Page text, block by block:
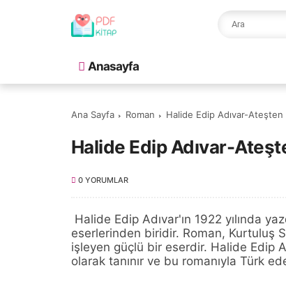
Anasayfa
Ana Sayfa Roman Halide Edip Adıvar-Ateşten
Halide Edip Adıvar-
0 YORUMLAR
Halide Edip Adıvar'ın 1922 yılında
eserlerinden biridir. Roman, Kurtuluş
işleyen güçlü bir eserdir. Halide Edip
olarak tanınır ve bu romanıyla Türk